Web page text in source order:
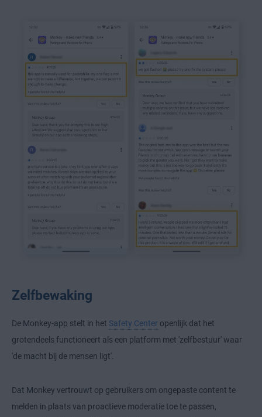
Zelfbewaking
De Monkey-app stelt in het Safety Center openlijk dat het
grotendeels functioneert als een platform met 'zelfbestuur' waar
'de macht bij de mensen ligt'.
Dat Monkey vertrouwt op gebruikers om ongepaste content te
melden in plaats van proactieve moderatie toe te passen,